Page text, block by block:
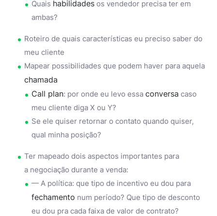
Quais habilidades os vendedor precisa ter em
ambas?
Roteiro de quais características eu preciso saber do
meu cliente
Mapear possibilidades que podem haver para aquela
chamada
Call plan: por onde eu levo essa conversa caso
meu cliente diga X ou Y?
Se ele quiser retornar o contato quando quiser,
qual minha posição?
Ter mapeado dois aspectos importantes para
a negociação durante a venda:
— A política: que tipo de incentivo eu dou para
fechamento num período? Que tipo de desconto
eu dou pra cada faixa de valor de contrato?